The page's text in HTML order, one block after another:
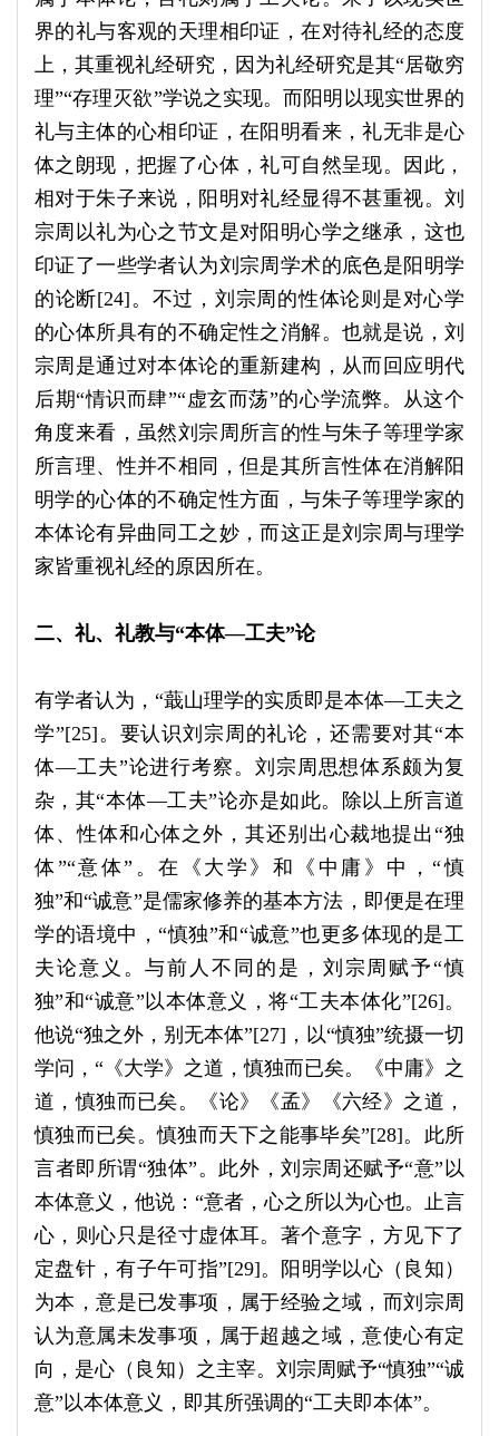
界的礼与客观的天理相印证，在对待礼经的态度
上，其重视礼经研究，因为礼经研究是其“居敬穷
理”“存理灭欲”学说之实现。而阳明以现实世界的
礼与主体的心相印证，在阳明看来，礼无非是心
体之朗现，把握了心体，礼可自然呈现。因此，
相对于朱子来说，阳明对礼经显得不甚重视。刘
宗周以礼为心之节文是对阳明心学之继承，这也
印证了一些学者认为刘宗周学术的底色是阳明学
的论断[24]。不过，刘宗周的性体论则是对心学
的心体所具有的不确定性之消解。也就是说，刘
宗周是通过对本体论的重新建构，从而回应明代
后期“情识而肆”“虚玄而荡”的心学流弊。从这个
角度来看，虽然刘宗周所言的性与朱子等理学家
所言理、性并不相同，但是其所言性体在消解阳
明学的心体的不确定性方面，与朱子等理学家的
本体论有异曲同工之妙，而这正是刘宗周与理学
家皆重视礼经的原因所在。
二、礼、礼教与“本体—工夫”论
有学者认为，“蕺山理学的实质即是本体—工夫之
学”[25]。要认识刘宗周的礼论，还需要对其“本
体—工夫”论进行考察。刘宗周思想体系颇为复
杂，其“本体—工夫”论亦是如此。除以上所言道
体、性体和心体之外，其还别出心裁地提出“独
体”“意体”。在《大学》和《中庸》中，“慎
独”和“诚意”是儒家修养的基本方法，即便是在理
学的语境中，“慎独”和“诚意”也更多体现的是工
夫论意义。与前人不同的是，刘宗周赋予“慎
独”和“诚意”以本体意义，将“工夫本体化”[26]。
他说“独之外，别无本体”[27]，以“慎独”统摄一切
学问，“《大学》之道，慎独而已矣。《中庸》之
道，慎独而已矣。《论》《孟》《六经》之道，
慎独而已矣。慎独而天下之能事毕矣”[28]。此所
言者即所谓“独体”。此外，刘宗周还赋予“意”以
本体意义，他说：“意者，心之所以为心也。止言
心，则心只是径寸虚体耳。著个意字，方见下了
定盘针，有子午可指”[29]。阳明学以心（良知）
为本，意是已发事项，属于经验之域，而刘宗周
认为意属未发事项，属于超越之域，意使心有定
向，是心（良知）之主宰。刘宗周赋予“慎独”“诚
意”以本体意义，即其所强调的“工夫即本体”。